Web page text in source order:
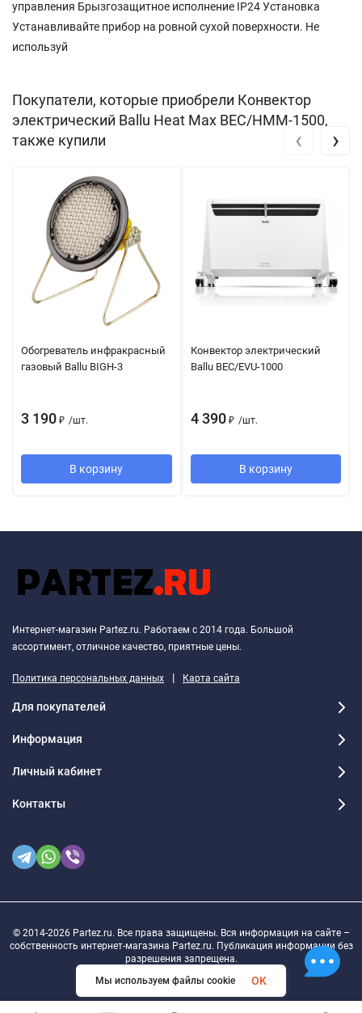
управления Брызгозащитное исполнение IP24 Установка
Устанавливайте прибор на ровной сухой поверхности. Не
используй
Покупатели, которые приобрели Конвектор
электрический Ballu Heat Max BEC/HMM-1500,
также купили
Обогреватель инфракрасный
газовый Ballu BIGH-3
3 190 ₽ /шт.
В корзину
Конвектор электрический
Ballu BEC/EVU-1000
4 390 ₽ /шт.
В корзину
‹ ›
Интернет-магазин Partez.ru. Работаем с 2014 года. Большой
ассортимент, отличное качество, приятные цены.
Политика персональных данных | Карта сайта
Для покупателей
Информация
Личный кабинет
Контакты
© 2014-2026 Partez.ru. Все права защищены. Вся информация на сайте –
собственность интернет-магазина Partez.ru. Публикация информации без
разрешения запрещена.
Мы используем файлы cookie
OK